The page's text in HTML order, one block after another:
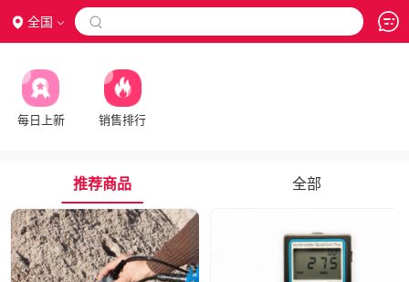
全国 
每日上新 销售排行
推荐商品 全部